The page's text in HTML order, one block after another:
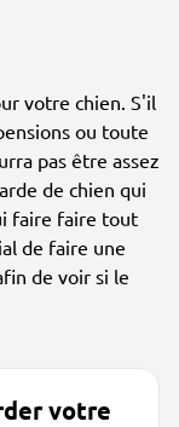
votre chien. S'il
ou toute
pas être assez
de chien qui
faire faire tout
de faire une
de voir si le
votre